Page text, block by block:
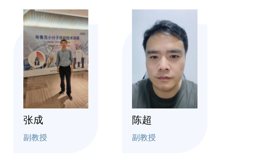
张成
副教授
陈超
副教授